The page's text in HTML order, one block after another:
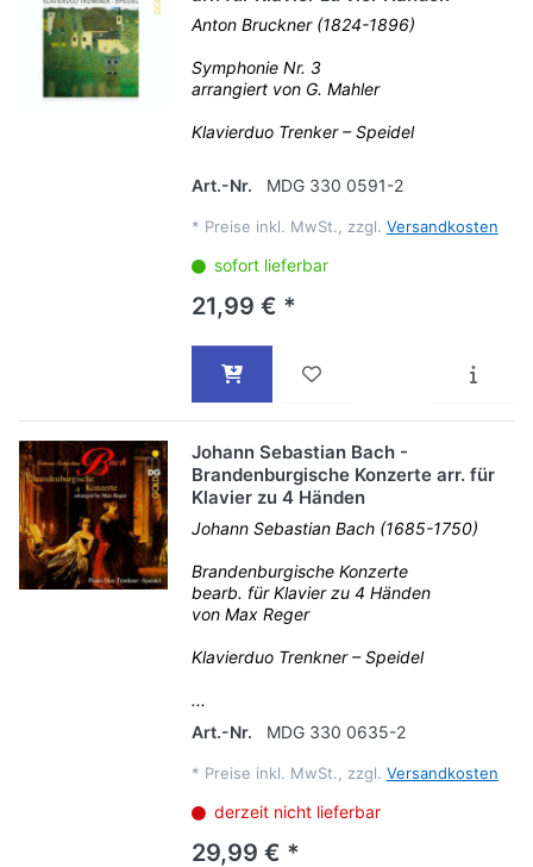
Anton Bruckner (1824-1896)
Symphonie Nr. 3
arrangiert von G. Mahler
Klavierduo Trenker – Speidel
Art.-Nr. MDG 330 0591-2
* Preise inkl. MwSt., zzgl. Versandkosten
sofort lieferbar
21,99 € *
Johann Sebastian Bach -
Brandenburgische Konzerte arr. für
Klavier zu 4 Händen
Johann Sebastian Bach (1685-1750)
Brandenburgische Konzerte
bearb. für Klavier zu 4 Händen
von Max Reger
Klavierduo Trenkner – Speidel
...
Art.-Nr.
MDG 330 0635-2
* Preise inkl. MwSt., zzgl. Versandkosten
derzeit nicht lieferbar
29,99 € *